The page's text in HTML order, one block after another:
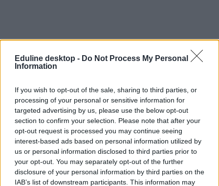
Eduline desktop - Do Not Process My Personal
Information
If you wish to opt-out of the sale, sharing to third parties, or
processing of your personal or sensitive information for
targeted advertising by us, please use the below opt-out
section to confirm your selection. Please note that after your
opt-out request is processed you may continue seeing
interest-based ads based on personal information utilized by
us or personal information disclosed to third parties prior to
your opt-out. You may separately opt-out of the further
disclosure of your personal information by third parties on the
IAB’s list of downstream participants. This information may
Az összes iskola termeit bekamerázzák, mobilappon
nézhetik a diákokat az indiai szülők
Három hónapon belül az összes állami iskolát bekamerázzák
Delhiben, India fővárosában - írja a 444.hu.
Közoktatás
Eduline